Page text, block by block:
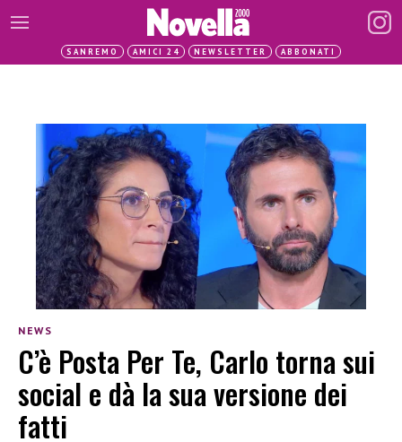
SANREMO AMICI 24 NEWSLETTER ABBONATI
NEWS
C’è Posta Per Te, Carlo torna sui
social e dà la sua versione dei
fatti